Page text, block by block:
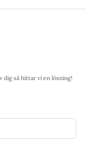
dig så hittar vi en lösning!